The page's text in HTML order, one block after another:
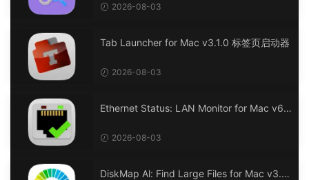
2026-08-03
Tab Launcher for Mac v3.1.0 标签页启动器
2026-08-03
Ethernet Status: LAN Monitor for Mac v6.
2026-08-03
DiskMap Al: Find Large Files for Mac v3.1